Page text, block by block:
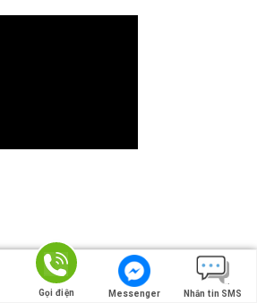
Gọi điện Messenger Nhắn tin SMS